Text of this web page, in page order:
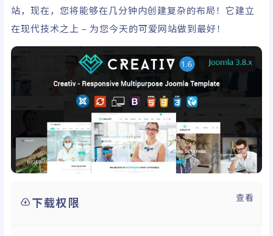
站，现在，您将能够在几分钟内创建复杂的布局！它建立
在现代技术之上 – 为您今天的可爱网站做到最好！
下载权限 查看